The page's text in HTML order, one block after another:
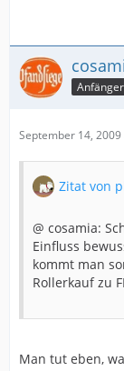
Anfänger
September 14, 2009
Zitat von
@ cosamia:
Einfluss
kommt man
Rollerkauf zu
Man tut eben,